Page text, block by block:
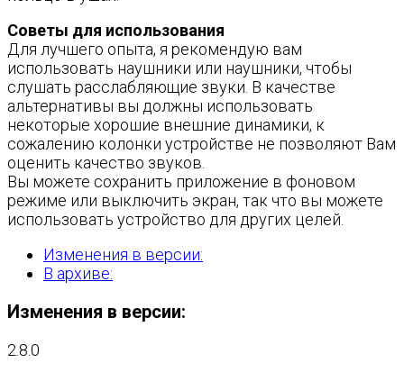
Советы для использования
Для лучшего опыта, я рекомендую вам
использовать наушники или наушники, чтобы
слушать расслабляющие звуки. В качестве
альтернативы вы должны использовать
некоторые хорошие внешние динамики, к
сожалению колонки устройстве не позволяют Вам
оценить качество звуков.
Вы можете сохранить приложение в фоновом
режиме или выключить экран, так что вы можете
использовать устройство для других целей.
Изменения в версии:
В архиве:
Изменения в версии:
2.8.0